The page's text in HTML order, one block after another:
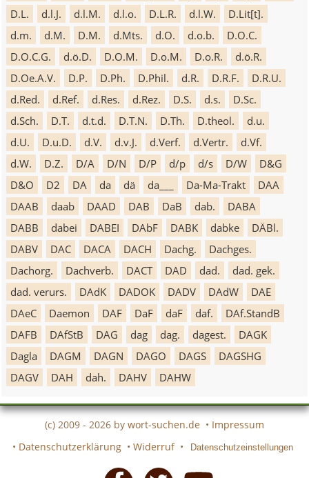
D.L.
d.l.J. d.l.M. d.l.o. D.L.R. d.l.W.
D.Lit[t].
d.m.
d.M. D.M. d.Mts. d.O. d.o.b.
D.O.C.
D.O.C.G.
d.ö.D. D.O.M. D.o.M. D.o.R.
d.ö.R.
D.Oe.A.V.
D.P. D.Ph. D.Phil. d.R. D.R.F.
D.R.U.
d.Red.
d.Ref. d.Res. d.Rez. D.S. d.s.
D.Sc.
d.Sch.
D.T. d.t.d. D.T.N. D.Th. D.theol.
d.u.
d.U.
D.u.D. d.V. d.v.J. d.Verf. d.Vertr.
d.Vf.
d.W.
D.Z. D/A D/N D/P d/p d/s D/W
D&G
D&O
D2 DA da dä da___ Da-Ma-Trakt
DAA
DAAB
daab DAAD DAB DaB dab.
DABA
DABB
dabei DABEI DAbF DABK dabke
DÄBl.
DABV
DAC DACA DACH Dachg.
Dachges.
Dachorg.
Dachverb. DACT DAD dad.
dad. gek.
dad. verurs.
DAdK DADOK DADV DAdW
DAE
DAeC
Daemon DAF DaF daF daf.
DAf.StandB
DAFB
DAfStB DAG dag dag. dagest.
DAGK
Dagla
DAGM DAGN DAGO DAGS
DAGSHG
DAGV
DAH dah. DAHV DAHW
(c) 2009 - 2026 by wort-suchen.de • Impressum
• Datenschutzerklärung • Widerruf • Datenschutzeinstellungen